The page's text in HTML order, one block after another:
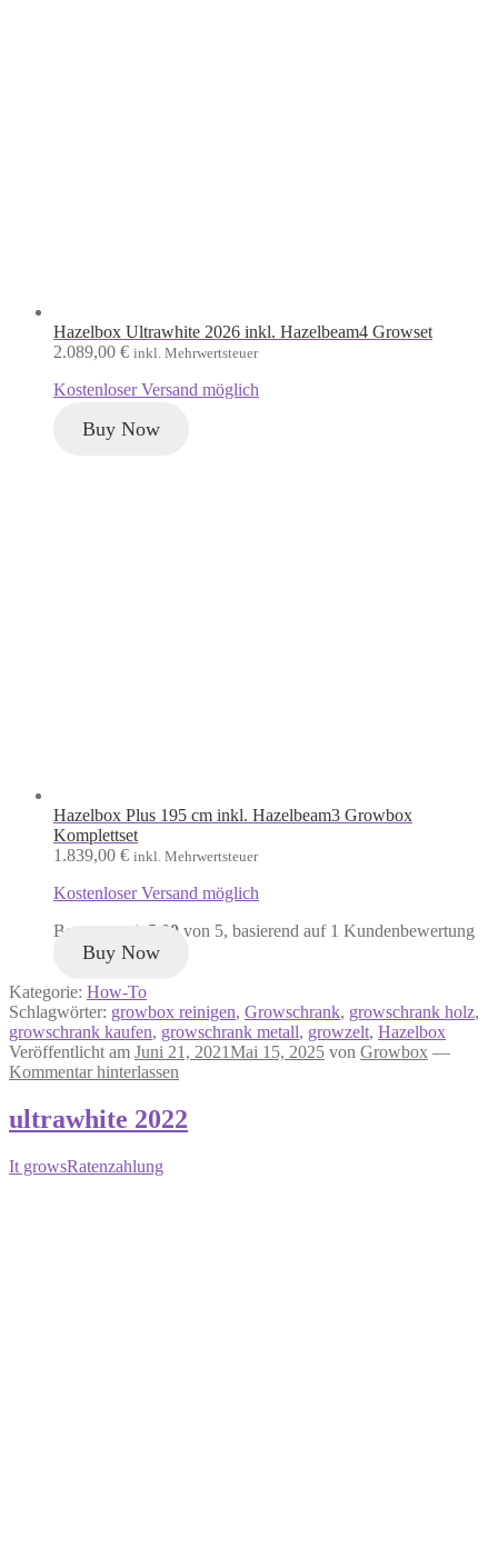
Hazelbox Ultrawhite 2026 inkl. Hazelbeam4 Growset
2.089,00 € inkl. Mehrwertsteuer
Kostenloser Versand möglich
Buy Now
Hazelbox Plus 195 cm inkl. Hazelbeam3 Growbox
Komplettset
1.839,00 € inkl. Mehrwertsteuer
Kostenloser Versand möglich
Bewertet mit 5.00 von 5, basierend auf 1 Kundenbewertung
Buy Now
Kategorie: How-To
Schlagwörter: growbox reinigen, Growschrank, growschrank holz,
growschrank kaufen, growschrank metall, growzelt, Hazelbox
Veröffentlicht am Juni 21, 2021Mai 15, 2025 von Growbox —
Kommentar hinterlassen
ultrawhite 2022
It growsRatenzahlung